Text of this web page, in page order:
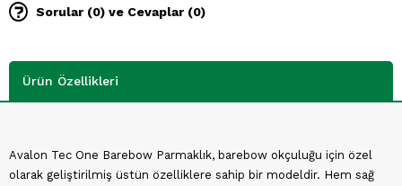
Sorular (0) ve Cevaplar (0)
Ürün Özellikleri
Avalon Tec One Barebow Parmaklık, barebow okçuluğu için özel
olarak geliştirilmiş üstün özelliklere sahip bir modeldir. Hem sağ